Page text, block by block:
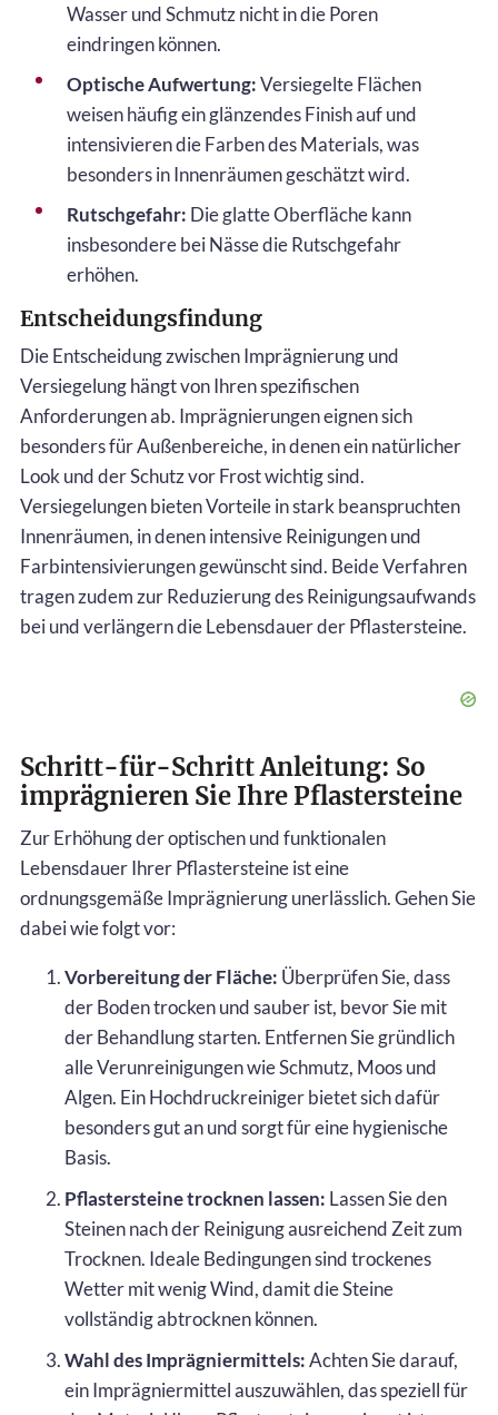
Wasser und Schmutz nicht in die Poren
eindringen können.
Optische Aufwertung:Versiegelte Flächen
weisen häufig ein glänzendes Finish auf und
intensivieren die Farben des Materials, was
besonders in Innenräumen geschätzt wird.
Rutschgefahr: Die glatte Oberfläche kann
insbesondere bei Nässe die Rutschgefahr
erhöhen.
Entscheidungsfindung
Die Entscheidung zwischen Imprägnierung und
Versiegelung hängt von Ihren spezifischen
Anforderungen ab. Imprägnierungen eignen sich
besonders für Außenbereiche, in denen ein natürlicher
Look und der Schutz vor Frost wichtig sind.
Versiegelungen bieten Vorteile in stark beanspruchten
Innenräumen, in denen intensive Reinigungen und
Farbintensivierungen gewünscht sind. Beide Verfahren
tragen zudem zur Reduzierung des Reinigungsaufwands
bei und verlängern die Lebensdauer der Pflastersteine.
Schritt-für-Schritt Anleitung: So
imprägnieren Sie Ihre Pflastersteine
Zur Erhöhung der optischen und funktionalen
Lebensdauer Ihrer Pflastersteine ist eine
ordnungsgemäße Imprägnierung unerlässlich. Gehen Sie
dabei wie folgt vor:
Vorbereitung der Fläche: Überprüfen Sie, dass
der Boden trocken und sauber ist, bevor Sie mit
der Behandlung starten. Entfernen Sie gründlich
alle Verunreinigungen wie Schmutz, Moos und
Algen. Ein Hochdruckreiniger bietet sich dafür
besonders gut an und sorgt für eine hygienische
Basis.
Pflastersteine trocknen lassen: Lassen Sie den
Steinen nach der Reinigung ausreichend Zeit zum
Trocknen. Ideale Bedingungen sind trockenes
Wetter mit wenig Wind, damit die Steine
vollständig abtrocknen können.
Wahl des Imprägniermittels:Achten Sie darauf,
ein Imprägniermittel auszuwählen, das speziell für